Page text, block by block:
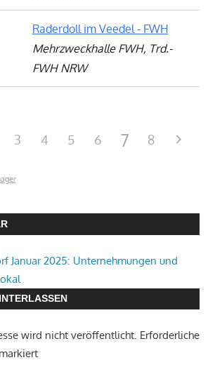
Raderdoll im Veedel - FWH
Mehrzweckhalle FWH, Trd.-
FWH NRW
3 4 5 6 7 8
Januar 2025: Unternehmungen und
wird nicht veröffentlicht. Erforderliche